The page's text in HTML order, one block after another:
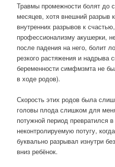
Травмы промежности болят до
месяцев, хотя внешний разрыв
внутренних разрывов к
профессионализму акушерки,
после падения на него, болит
резкого растяжения и надрыва
беременности симфмзмта не
в ходе родов).
Скорость этих родов была
головы плода слишком для
потужной период превратился
неконтролируемую потугу,
буквально разрывал изнутри
вниз ребёнок.